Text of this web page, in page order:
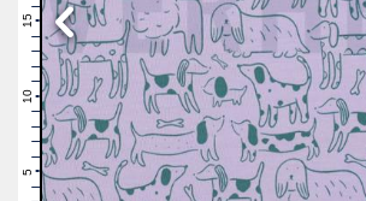
3
5
6
7
8
10
11
12
13
16